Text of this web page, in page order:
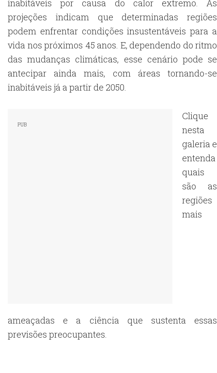
inabitáveis por causa do calor extremo. As
projeções indicam que determinadas regiões
podem enfrentar condições insustentáveis para a
vida nos próximos 45 anos. E, dependendo do ritmo
das mudanças climáticas, esse cenário pode se
antecipar ainda mais, com áreas tornando-se
inabitáveis já a partir de 2050.
Clique
nesta
galeria e
entenda
quais
são as
regiões
mais
ameaçadas e a ciência que sustenta essas
previsões preocupantes.